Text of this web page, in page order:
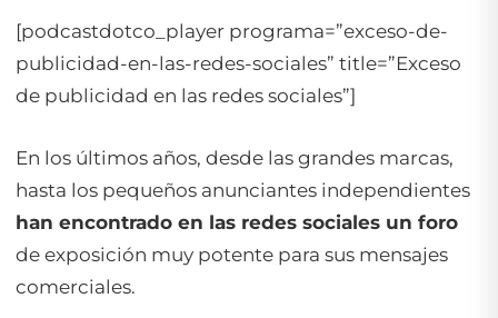
[podcastdotco_player programa=”exceso-de-
publicidad-en-las-redes-sociales” title=”Exceso
de publicidad en las redes sociales”]
En los últimos años, desde las grandes marcas,
hasta los pequeños anunciantes independientes
han encontrado en las redes sociales un foro
de exposición muy potente para sus mensajes
comerciales.